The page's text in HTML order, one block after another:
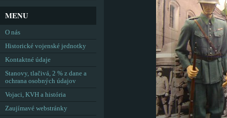
MENU
O nás
Historické vojenské jednotky
Kontaktné údaje
Stanovy, tlačivá, 2 % z dane a
ochrana osobných údajov
Vojaci, KVH a história
Zaujímavé webstránky